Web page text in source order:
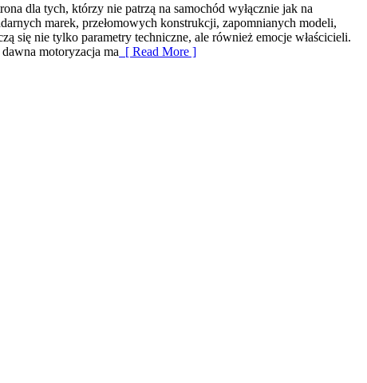
dla tych, którzy nie patrzą na samochód wyłącznie jak na
marek, przełomowych konstrukcji, zapomnianych modeli,
się nie tylko parametry techniczne, ale również emocje właścicieli.
motoryzacja ma [ Read More ]